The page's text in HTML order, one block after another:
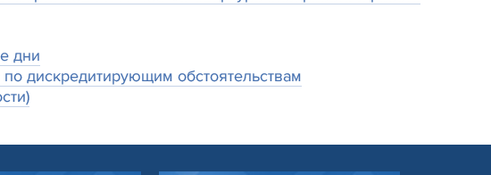
дни
дискредитирующим обстоятельствам